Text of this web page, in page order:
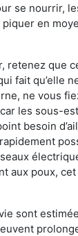
se nourrir,
en
retenez que
fait qu’elle
ne vous
les sous-
besoin
aux poux,
sont